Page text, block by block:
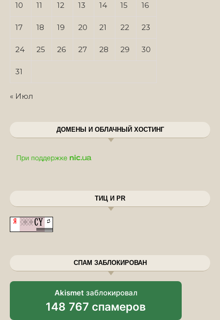
10 11 12 13 14 15 16
17 18 19 20 21 22 23
24 25 26 27 28 29 30
31
« Июл
ДОМЕНЫ И ОБЛАЧНЫЙ ХОСТИНГ
ТИЦ И PR
СПАМ ЗАБЛОКИРОВАН
Akismet заблокировал
148 767 спамеров